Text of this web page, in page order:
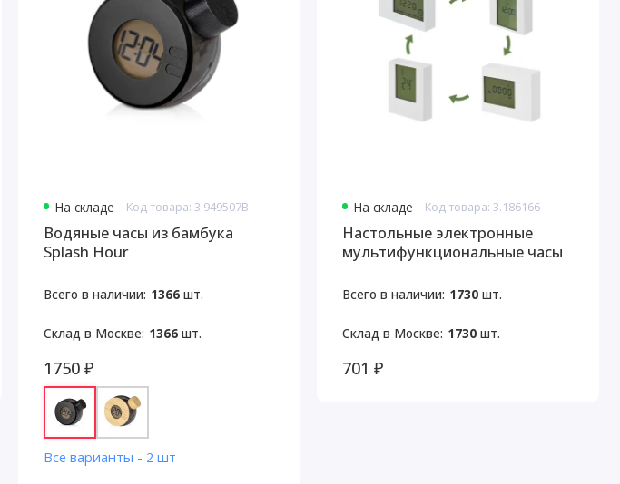
На складе Код товара: 3.949507B
Водяные часы из бамбука
Splash Hour
Всего в наличии: 1366шт.
Склад в Москве: 1366шт.
1750 ₽
Все варианты - 2 шт
На складе Код товара: 3.186166
Настольные электронные
мультифункциональные часы
Всего в наличии: 1730шт.
Склад в Москве: 1730шт.
701 ₽